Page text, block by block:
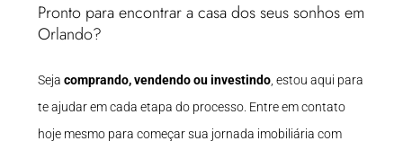
Pronto para encontrar a casa dos seus sonhos em
Orlando?
Seja comprando, vendendo ou investindo, estou aqui para
te ajudar em cada etapa do processo. Entre em contato
hoje mesmo para começar sua jornada imobiliária com